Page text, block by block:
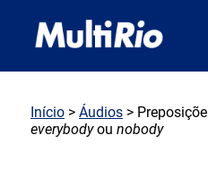
Início > Áudios >
everybodyou nobody